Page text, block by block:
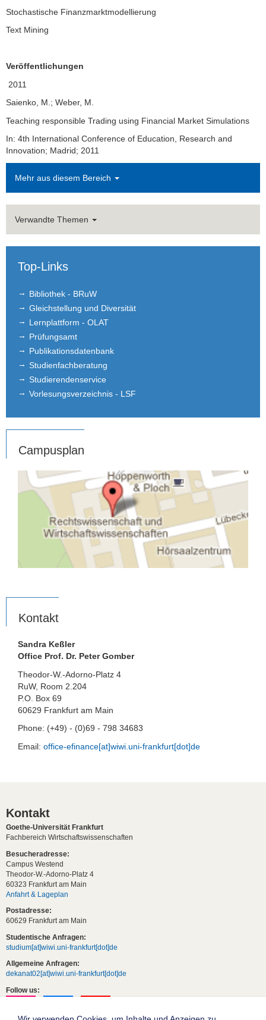
Stochastische Finanzmarktmodellierung
Text Mining
Veröffentlichungen
2011
Saienko, M.; Weber, M.
Teaching responsible Trading using Financial Market Simulations
In: 4th International Conference of Education, Research and
Innovation; Madrid; 2011
Mehr aus diesem Bereich
Verwandte Themen
Top-Links
Bibliothek - BRuW
Gleichstellung und Diversität
Lernplattform - OLAT
Prüfungsamt
Publikationsdatenbank
Studienfachberatung
Studierendenservice
Vorlesungsverzeichnis - LSF
Campusplan
Kontakt
Sandra Keßler
Office Prof. Dr. Peter Gomber
Theodor-W.-Adorno-Platz 4
RuW, Room 2.204
P.O. Box 69
60629 Frankfurt am Main
Phone: (+49) - (0)69 - 798 34683
Email: office-efinance[at]wiwi.uni-frankfurt[dot]de
Kontakt
Goethe-Universität Frankfurt
Fachbereich Wirtschaftswissenschaften
Besucheradresse:
Campus Westend
Theodor-W.-Adorno-Platz 4
60323 Frankfurt am Main
Anfahrt & Lageplan
Postadresse:
60629 Frankfurt am Main
Studentische Anfragen:
studium[at]wiwi.uni-frankfurt[dot]de
Allgemeine Anfragen:
dekanat02[at]wiwi.uni-frankfurt[dot]de
Follow us: